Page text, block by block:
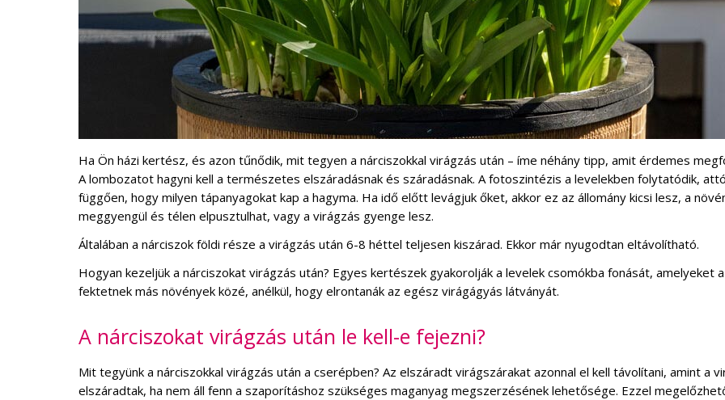
Ha Ön házi kertész, és azon tűnődik, mit tegyen a nárciszokkal virágzás után – íme néhány tipp, amit érdemes
A lombozatot hagyni kell a természetes elszáradásnak és száradásnak. A fotoszintézis a levelekben folytatódik,
függően, hogy milyen tápanyagokat kap a hagyma. Ha idő előtt levágjuk őket, akkor ez az állomány kicsi lesz, a
meggyengül és télen elpusztulhat, vagy a virágzás gyenge lesz.
Általában a nárciszok földi része a virágzás után 6-8 héttel teljesen kiszárad. Ekkor már nyugodtan eltávolítható.
Hogyan kezeljük a nárciszokat virágzás után? Egyes kertészek gyakorolják a levelek csomókba fonását, amelyeket
fektetnek más növények közé, anélkül, hogy elrontanák az egész virágágyás látványát.
A nárciszokat virágzás után le kell-e fejezni?
Mit tegyünk a nárciszokkal virágzás után a cserépben? Az elszáradt virágszárakat azonnal el kell távolítani, amint a
elszáradtak, ha nem áll fenn a szaporításhoz szükséges maganyag megszerzésének lehetősége. Ezzel